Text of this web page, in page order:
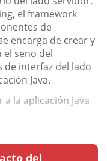
el framework
de
encarga de crear y
seno del
de interfaz del lado
Java.
la aplicación Java
del